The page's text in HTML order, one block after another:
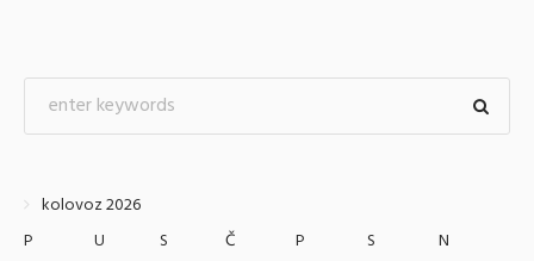
kolovoz 2026
P
U S Č P S
N